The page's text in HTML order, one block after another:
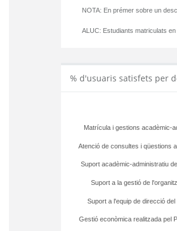
NOTA: En prémer sobre un
ALUC: Estudiants matriculats
% d'usuaris satisfets per
Gestió econòmica realitzada pel
Suport a l'equip de direcció del
Suport a la gestió de
Suport acadèmic-administratiu
Atenció de consultes i qüestions
Matrícula i gestions acadèmic-